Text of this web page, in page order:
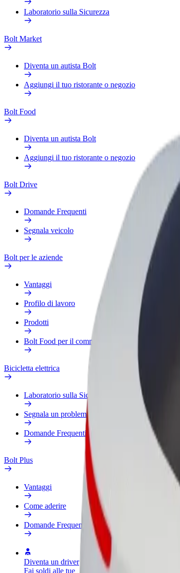
Laboratorio sulla Sicurezza
Bolt Market
Diventa un autista Bolt
Aggiungi il tuo ristorante o negozio
Bolt Food
Diventa un autista Bolt
Aggiungi il tuo ristorante o negozio
Bolt Drive
Domande Frequenti
Segnala veicolo
Bolt per le aziende
Vantaggi
Profilo di lavoro
Prodotti
Bolt Food per il commercio
Bicicletta elettrica
Laboratorio sulla Sicurezza
Segnala un problema
Domande Frequenti
Bolt Plus
Vantaggi
Come aderire
Domande Frequenti
Diventa un driver
Fai soldi alle tue
Diventa un autista Bolt
Fornisci cibo e ricevi pagato